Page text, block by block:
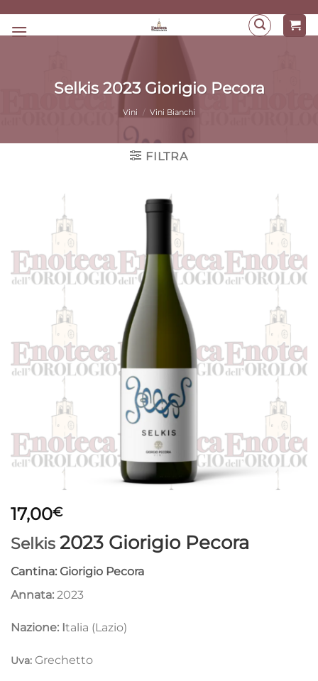
Selkis 2023 Giorigio Pecora
Vini / Vini Bianchi
FILTRA
17,00€
Selkis 2023 Giorigio Pecora
Cantina: Giorigio Pecora
Annata: 2023
Nazione: I talia (Lazio)
Uva: Grechetto